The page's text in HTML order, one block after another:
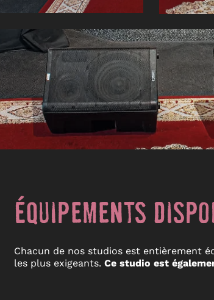
Équipements
Chacun de nos studios est entièrement
les plus exigeants.Ce studio est